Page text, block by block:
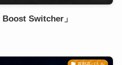
Switcher」
首都高バトル